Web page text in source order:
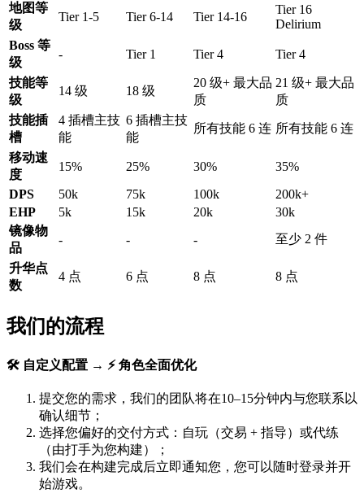
地图等
级
Tier 1-5 Tier 6-14 Tier 14-16
Tier 16
Delirium
Boss 等
级
- Tier 1 Tier 4 Tier 4
技能等
级
14 级 18 级
20 级+ 最大品
质
21 级+ 最大品
质
技能插
槽
4 插槽主技
能
6 插槽主技
能
所有技能 6 连 所有技能 6 连
移动速
度
15% 25% 30%
35%
DPS
50k 75k 100k
200k+
EHP
5k 15k 20k
30k
镜像物
品
- - - 至少 2 件
升华点
数
4 点 6 点 8 点 8 点
我们的流程
🛠️ 自定义配置 → ⚡ 角色全面优化
提交您的需求，我们的团队将在10–15分钟内与您联系以
确认细节；
选择您偏好的交付方式：自玩（交易 + 指导）或代练
（由打手为您构建）；
我们会在构建完成后立即通知您，您可以随时登录并开
始游戏。